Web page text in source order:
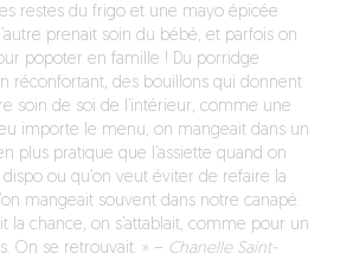
restes du frigo et une mayo épicée
prenait soin du bébé, et parfois on
popoter en famille ! Du porridge
réconfortant, des bouillons qui donnent
soin de soi de l’intérieur, comme une
importe le menu, on mangeait dans un
plus pratique que l’assiette quand on
dispo ou qu’on veut éviter de refaire la
mangeait souvent dans notre canapé.
la chance, on s’attablait, comme pour un
On se retrouvait. » – Chanelle Saint-